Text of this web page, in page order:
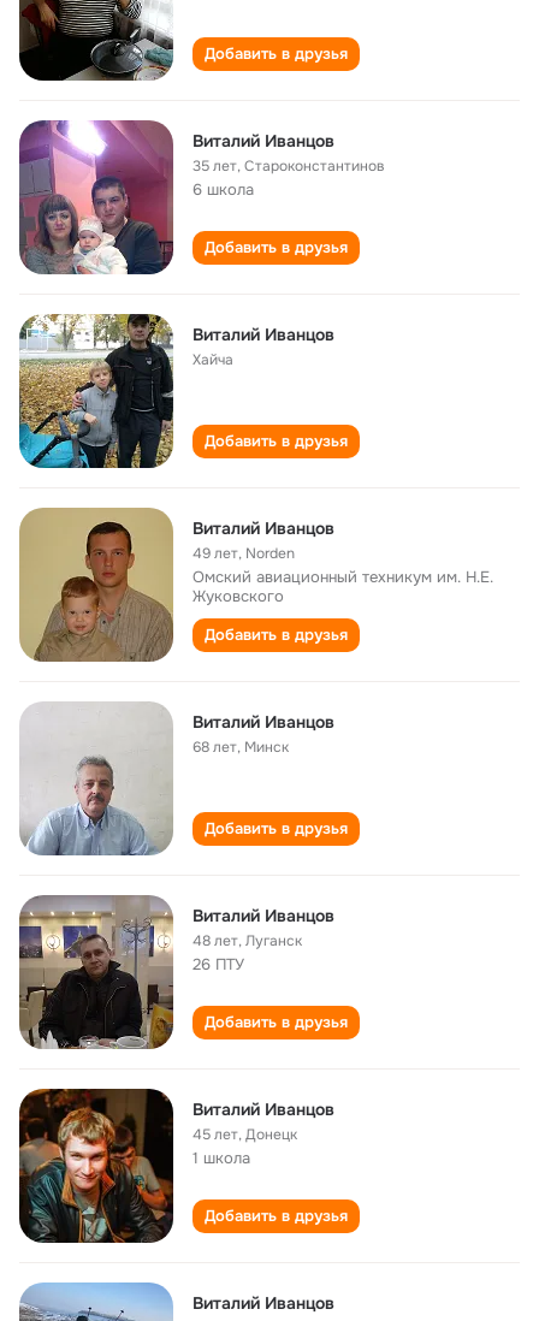
Добавить в друзья
Виталий Иванцов
35 лет,Староконстантинов
6 школа
Добавить в друзья
Виталий Иванцов
Хайча
Добавить в друзья
Виталий Иванцов
49 лет, Norden
Омский авиационный техникум им. Н.Е.
Жуковского
Добавить в друзья
Виталий Иванцов
68 лет, Минск
Добавить в друзья
Виталий Иванцов
48 лет,Луганск
26 ПТУ
Добавить в друзья
Виталий Иванцов
45 лет,Донецк
1 школа
Добавить в друзья
Виталий Иванцов